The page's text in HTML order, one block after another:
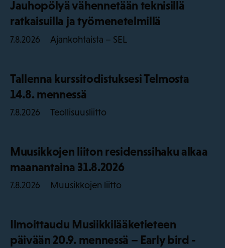
Jauhopölyä vähennetään teknisillä
ratkaisuilla ja työmenetelmillä
7.8.2026 Ajankohtaista – SEL
Tallenna kurssitodistuksesi Telmosta
14.8. mennessä
7.8.2026 Teollisuusliitto
Muusikkojen liiton residenssihaku alkaa
maanantaina 31.8.2026
7.8.2026 Muusikkojen liitto
Ilmoittaudu Musiikkilääketieteen
päivään 20.9. mennessä – Early bird -